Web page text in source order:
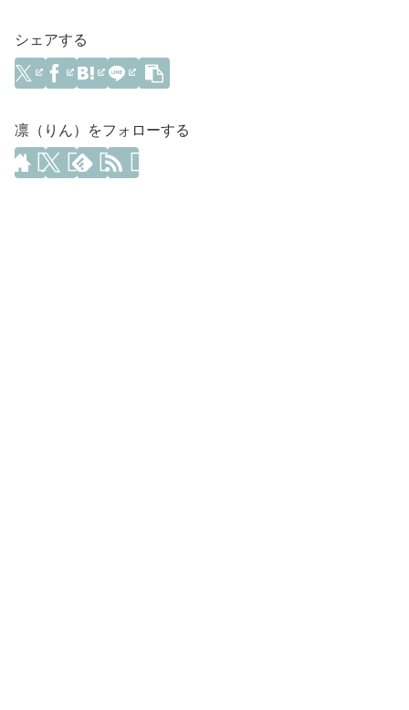
シェアする
凛（りん）をフォローする